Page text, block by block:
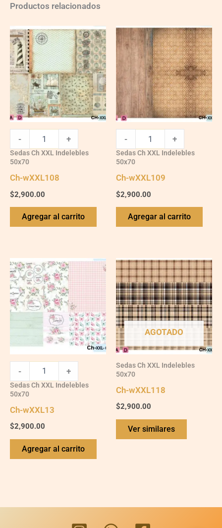
Productos relacionados
Ch-
wXXL108
quantity
- +
Sedas Ch XXL Indelebles
50x70
Ch-wXXL108
$2,900.00
Agregar al carrito
Ch-
wXXL109
quantity
- +
Sedas Ch XXL Indelebles
50x70
Ch-wXXL109
$2,900.00
Agregar al carrito
Ch-
wXXL13
quantity
- +
Sedas Ch XXL Indelebles
50x70
Ch-wXXL13
$2,900.00
Agregar al carrito
AGOTADO
Sedas Ch XXL Indelebles
50x70
Ch-wXXL118
$2,900.00
Ver similares